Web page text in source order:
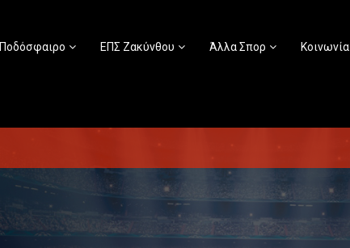
Ποδόσφαιρο ΕΠΣ Ζακύνθου Άλλα Σπορ Κοινωνία